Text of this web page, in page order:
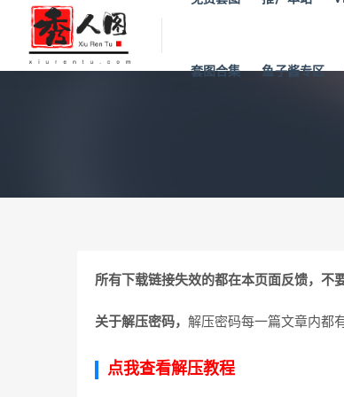
套图合集 鱼子酱专区
所有下载链接失效的都在本页面反馈，不
关于解压密码， 解压密码每一篇文章内都
点我查看解压教程